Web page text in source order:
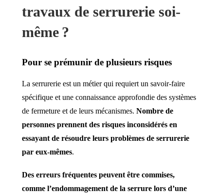
travaux de serrurerie soi-
même ?
Pour se prémunir de plusieurs risques
La serrurerie est un métier qui requiert un savoir-faire
spécifique et une connaissance approfondie des systèmes
de fermeture et de leurs mécanismes. Nombre de
personnes prennent des risques inconsidérés en
essayant de résoudre leurs problèmes de serrurerie
par eux-mêmes.
Des erreurs fréquentes peuvent être commises,
comme l’endommagement de la serrure lors d’une